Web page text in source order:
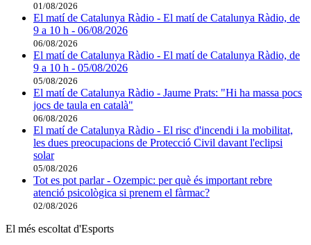
01/08/2026
El matí de Catalunya Ràdio - El matí de Catalunya Ràdio, de
9 a 10 h - 06/08/2026
06/08/2026
El matí de Catalunya Ràdio - El matí de Catalunya Ràdio, de
9 a 10 h - 05/08/2026
05/08/2026
El matí de Catalunya Ràdio - Jaume Prats: "Hi ha massa pocs
jocs de taula en català"
06/08/2026
El matí de Catalunya Ràdio - El risc d'incendi i la mobilitat,
les dues preocupacions de Protecció Civil davant l'eclipsi
solar
05/08/2026
Tot es pot parlar - Ozempic: per què és important rebre
atenció psicològica si prenem el fàrmac?
02/08/2026
El més escoltat d'Esports